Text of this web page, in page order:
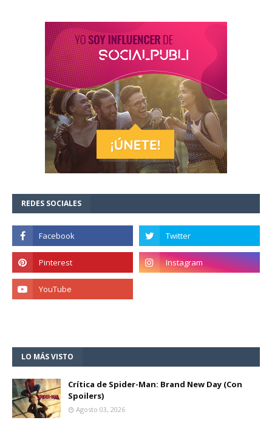
REDES SOCIALES
LO MÁS VISTO
Crítica de Spider-Man: Brand New Day (Con
Spoilers)
Agosto 03, 2026